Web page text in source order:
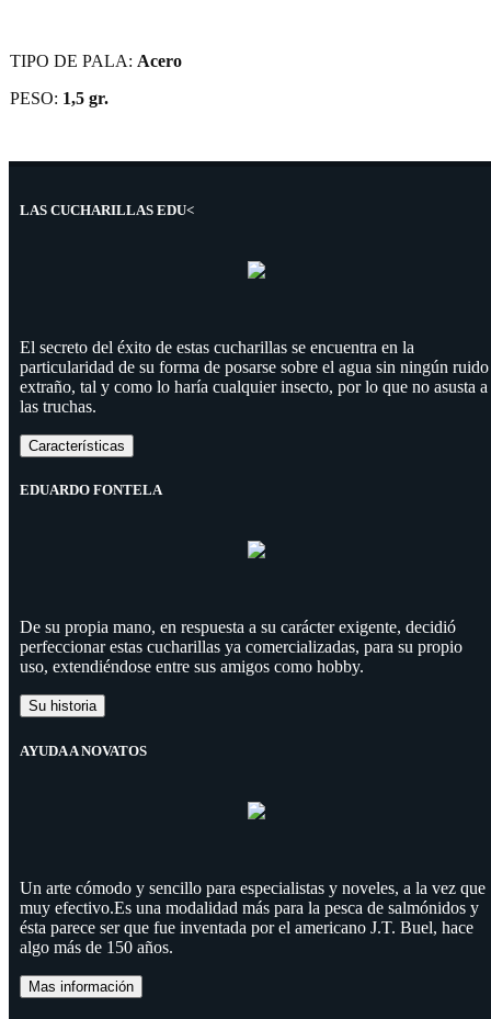
TIPO DE PALA: Acero
PESO: 1,5 gr.
LAS CUCHARILLAS EDU<
El secreto del éxito de estas cucharillas se encuentra en la
particularidad de su forma de posarse sobre el agua sin ningún ruido
extraño, tal y como lo haría cualquier insecto, por lo que no asusta a
las truchas.
Características
EDUARDO FONTELA
De su propia mano, en respuesta a su carácter exigente, decidió
perfeccionar estas cucharillas ya comercializadas, para su propio
uso, extendiéndose entre sus amigos como hobby.
Su historia
AYUDA A NOVATOS
Un arte cómodo y sencillo para especialistas y noveles, a la vez que
muy efectivo.Es una modalidad más para la pesca de salmónidos y
ésta parece ser que fue inventada por el americano J.T. Buel, hace
algo más de 150 años.
Mas información